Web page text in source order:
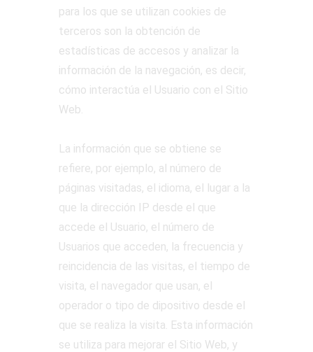
para los que se utilizan cookies de
terceros son la obtención de
estadísticas de accesos y analizar la
información de la navegación, es decir,
cómo interactúa el Usuario con el Sitio
Web.
La información que se obtiene se
refiere, por ejemplo, al número de
páginas visitadas, el idioma, el lugar a la
que la dirección IP desde el que
accede el Usuario, el número de
Usuarios que acceden, la frecuencia y
reincidencia de las visitas, el tiempo de
visita, el navegador que usan, el
operador o tipo de dipositivo desde el
que se realiza la visita. Esta información
se utiliza para mejorar el Sitio Web, y